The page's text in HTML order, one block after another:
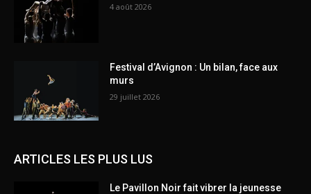
4 août 2026
Festival d’Avignon : Un bilan, face aux
murs
29 juillet 2026
ARTICLES LES PLUS LUS
Le Pavillon Noir fait vibrer la jeunesse